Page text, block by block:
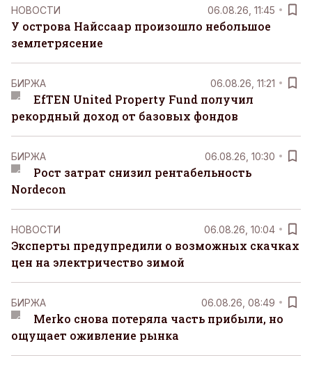
НОВОСТИ 06.08.26, 11:45
У острова Найссаар произошло небольшое
землетрясение
БИРЖА 06.08.26, 11:21
EfTEN United Property Fund получил
рекордный доход от базовых фондов
БИРЖА 06.08.26, 10:30
Рост затрат снизил рентабельность
Nordecon
НОВОСТИ 06.08.26, 10:04
Эксперты предупредили о возможных скачках
цен на электричество зимой
БИРЖА 06.08.26, 08:49
Merko снова потеряла часть прибыли, но
ощущает оживление рынка